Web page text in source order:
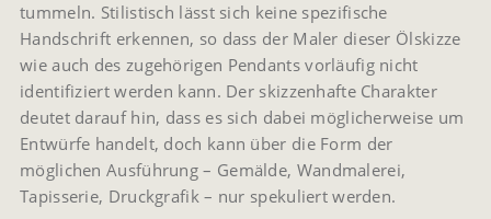
tummeln. Stilistisch lässt sich keine spezifische
Handschrift erkennen, so dass der Maler dieser Ölskizze
wie auch des zugehörigen Pendants vorläufig nicht
identifiziert werden kann. Der skizzenhafte Charakter
deutet darauf hin, dass es sich dabei möglicherweise um
Entwürfe handelt, doch kann über die Form der
möglichen Ausführung – Gemälde, Wandmalerei,
Tapisserie, Druckgrafik – nur spekuliert werden.